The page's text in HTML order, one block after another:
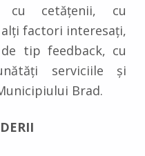
cetățenii, cu
factori interesați,
tip feedback, cu
serviciile și
Brad.